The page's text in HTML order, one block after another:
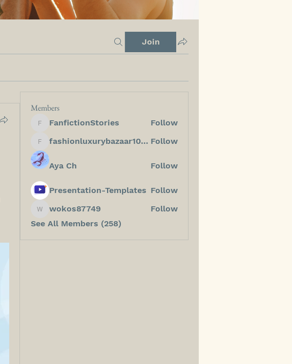
Join
Members
FanfictionStories Follow
fashionluxurybazaar1004
fashionluxurybazaar1004 Follow
Aya Ch Follow
Presentation-Templates Follow
wokos87749
Follow
See All Members (258)